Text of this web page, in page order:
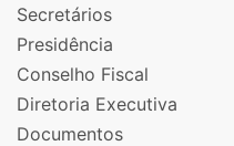
Secretários
Presidência
Conselho Fiscal
Diretoria Executiva
Documentos